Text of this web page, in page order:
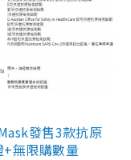
發售3款抗原
無限購數量